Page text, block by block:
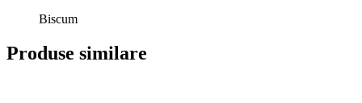
Biscum
Produse similare